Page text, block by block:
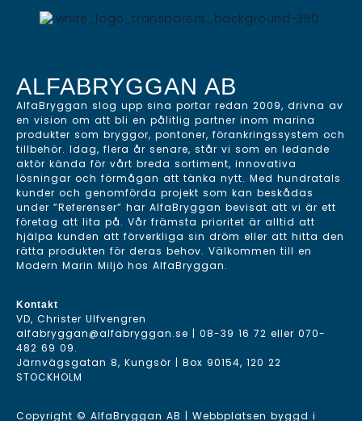
ALFABRYGGAN AB
AlfaBryggan slog upp sina portar redan 2009, drivna av
en vision om att bli en pålitlig partner inom marina
produkter som bryggor, pontoner, förankringssystem och
tillbehör. Idag, flera år senare, står vi som en ledande
aktör kända för vårt breda sortiment, innovativa
lösningar och förmågan att tänka nytt. Med hundratals
kunder och genomförda projekt som kan beskådas
under ”Referenser” har AlfaBryggan bevisat att vi är ett
företag att lita på. Vår främsta prioritet är alltid att
hjälpa kunden att förverkliga sin dröm eller att hitta den
rätta produkten för deras behov. Välkommen till en
Modern Marin Miljö hos AlfaBryggan.
Kontakt
VD, Christer Ulfvengren
alfabryggan@alfabryggan.se | 08-39 16 72 eller 070-
482 69 09.
Järnvägsgatan 8, Kungsör | Box 90154, 120 22
STOCKHOLM
Copyright © AlfaBryggan AB | Webbplatsen byggd i